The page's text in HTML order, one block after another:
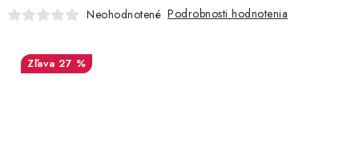
VLOŽKY
IMPREGNÁCIA A OCHRANA
Neohodnotené Podrobnosti hodnotenia
27 %